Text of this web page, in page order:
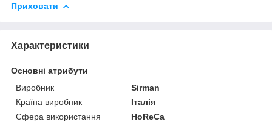
Приховати
Характеристики
Основні атрибути
Виробник
Sirman
Країна виробник
Італія
Сфера використання
HoReCa